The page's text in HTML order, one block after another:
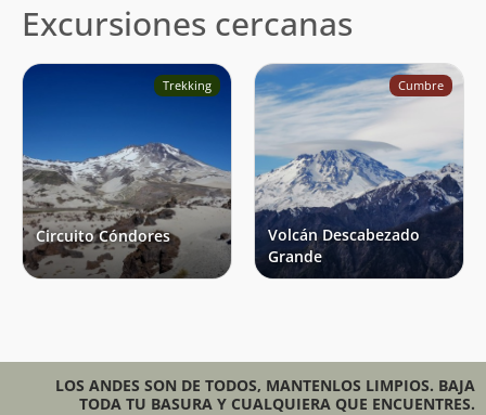
Excursiones cercanas
Trekking
Circuito Cóndores
Cumbre
Volcán Descabezado
Grande
LOS ANDES SON DE TODOS, MANTENLOS LIMPIOS. BAJA
TODA TU BASURA Y CUALQUIERA QUE ENCUENTRES.